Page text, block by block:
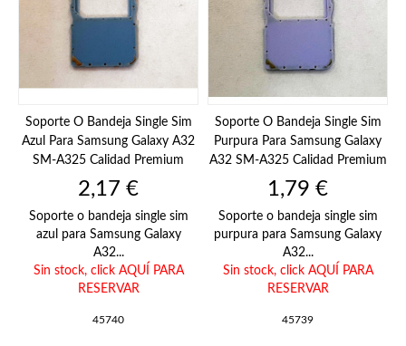
Soporte O Bandeja Single Sim
Azul Para Samsung Galaxy A32
SM-A325 Calidad Premium
Precio
2,17 €
Soporte o bandeja single sim
azul para Samsung Galaxy
A32...
Sin stock, click AQUÍ PARA
RESERVAR
45740
Soporte O Bandeja Single Sim
Purpura Para Samsung Galaxy
A32 SM-A325 Calidad Premium
Precio
1,79 €
Soporte o bandeja single sim
purpura para Samsung Galaxy
A32...
Sin stock, click AQUÍ PARA
RESERVAR
45739